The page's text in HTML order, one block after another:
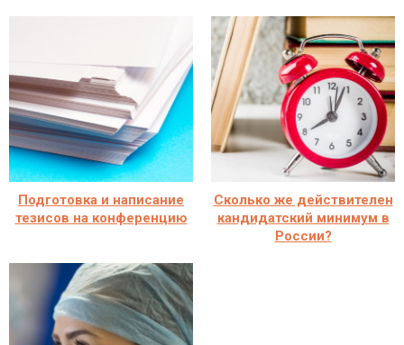
Подготовка и написание
тезисов на конференцию
Сколько же действителен
кандидатский минимум в
России?